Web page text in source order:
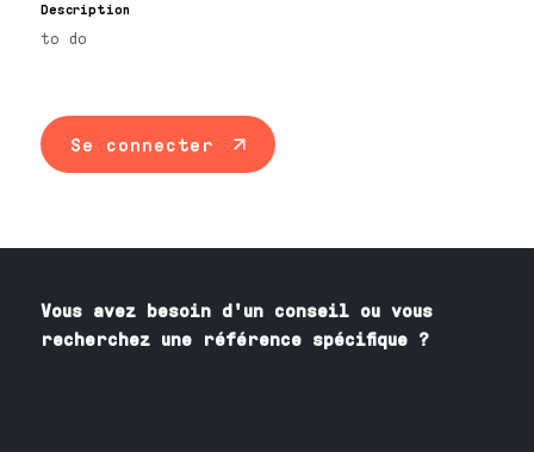
Description
to do
Se connecter
Vous avez besoin d'un conseil ou vous
recherchez une référence spécifique ?